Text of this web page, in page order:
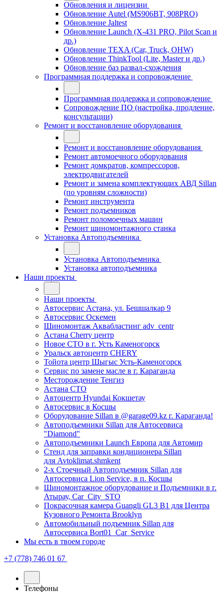
Обновления и лицензии
Обновление Autel (MS906BT, 908PRO)
Обновление Jaltest
Обновление Launch (X-431 PRO, Pilot Scan и
др.)
Обновление TEXA (Car, Truck, OHW)
Обновление ThinkTool (Lite, Master и др.)
Обновление баз развал-схождения
Программная поддержка и сопровождение
Программная поддержка и сопровождение
Сопровождение ПО (настройка, продление,
консультации)
Ремонт и восстановление оборудования
Ремонт и восстановление оборудования
Ремонт автомоечного оборудования
Ремонт домкратов, компрессоров,
электродвигателей
Ремонт и замена комплектующих АВД Sillan
(по уровням сложности)
Ремонт инструмента
Ремонт подъемников
Ремонт поломоечных машин
Ремонт шиномонтажного станка
Установка Автоподъемника
Установка Автоподъемника
Установка автоподъемника
Наши проекты
Наши проекты
Автосервис Астана, ул. Бешшалкар 9
Автосервис Оскемен
Шиномонтаж Аквабластинг adv_centr
Астана Cherry центр
Новое СТО в г. Усть Каменогорск
Уральск автоцентр CHERY
Тойота центр Шыгыс Усть-Каменогорск
Сервис по замене масле в г. Караганда
Месторождение Тенгиз
Астана СТО
Автоцентр Hyundai Кокшетау
Автосервис в Косшы
Оборудование Sillan в @garage09.kz г. Караганда!
Автоподъемники Sillan для Автосервиса
"Diamond"
Автоподъемники Launch Европа для Автомир
Стенд для заправки кондиционера Sillan
для Avtoklimat.shmkent
2-х Стоечный Автоподъемник Sillan для
Автосервиса Lion Service, в п. Косшы
Шиномонтажное оборудование и Подъемники в г.
Атырау, Car_City_STO
Покрасочная камера Guangli GL3 B1 для Центра
Кузовного Ремонта Brooklyn
Автомобильный подъемник Sillan для
Автосервиса Bort01_Car_Service
Мы есть в твоем городе
+7 (778) 746 01 67
Телефоны